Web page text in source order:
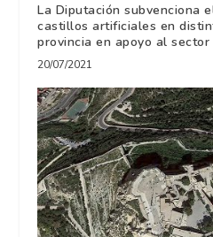
La Diputación subvenciona
castillos artificiales en
provincia en apoyo al
20/07/2021